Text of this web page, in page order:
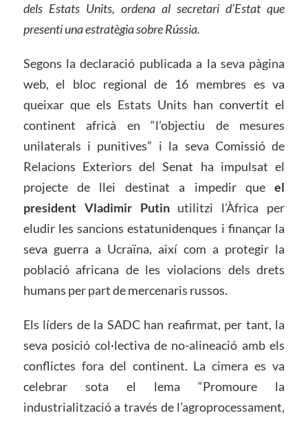
dels Estats Units, ordena al secretari d’Estatque
presenti una estratègia sobre Rússia.
Segons la declaració publicada a la seva pàgina
web, el bloc regional de 16 membres es va
queixar que els Estats Units han convertit el
continent africà en “l’objectiu de mesures
unilaterals i punitives” i la seva Comissió de
Relacions Exteriors del Senat ha impulsat el
projecte de llei destinat a impedir queel
president Vladimir Putinutilitzi l’Àfrica per
eludir les sancions estatunidenques i finançar la
seva guerra a Ucraïna, així com a protegir la
població africana de les violacions dels drets
humans per part de mercenaris russos.
Els líders de la SADC han reafirmat, per tant, la
seva posició col·lectiva de no-alineació amb els
conflictes fora del continent. La cimera es va
celebrar sota el lema “Promoure la
industrialització a través de l’agroprocessament,